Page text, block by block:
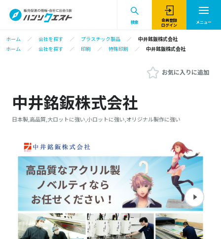
検索
会員登録
ログイン
メニュー
ホーム 会社を探す プラスチック製品
中井銘鈑株式会社
ホーム
会社を探す 印刷 特殊印刷 中井銘鈑株式会社
お気に入りに追加
中井銘鈑株式会社
日本製,高品質,大ロットに強い,小ロットに強い,オリジナル製作に強い